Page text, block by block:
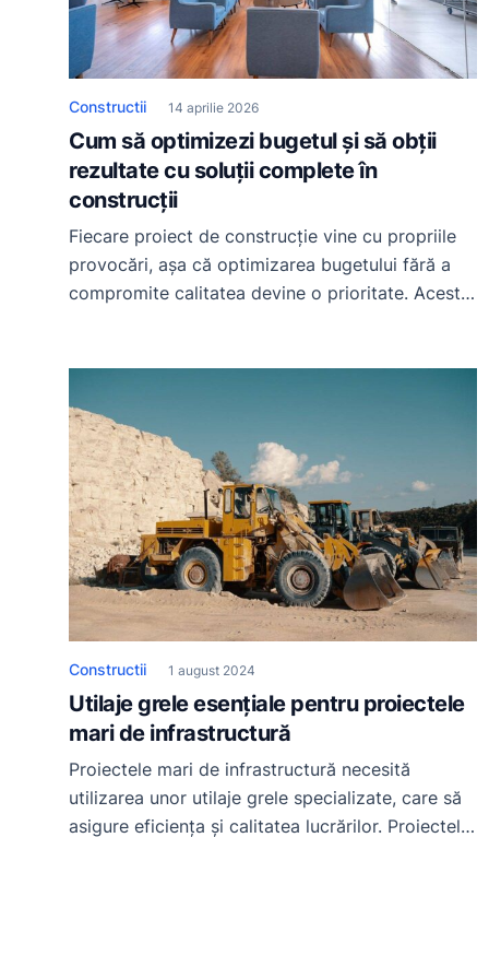
Constructii 14 aprilie 2026
Cum să optimizezi bugetul și să obții
rezultate cu soluții complete în
construcții
Fiecare proiect de construcție vine cu propriile
provocări, așa că optimizarea bugetului fără a
compromite calitatea devine o prioritate. Acest
succes în construcțiile tale. Află cum să
prioritizezi investițiile, să utilizezi […]
Constructii 1 august 2024
Utilaje grele esențiale pentru proiectele
mari de infrastructură
Proiectele mari de infrastructură necesită
utilizarea unor utilaje grele specializate, care să
asigure eficiența și calitatea lucrărilor. Proiectele